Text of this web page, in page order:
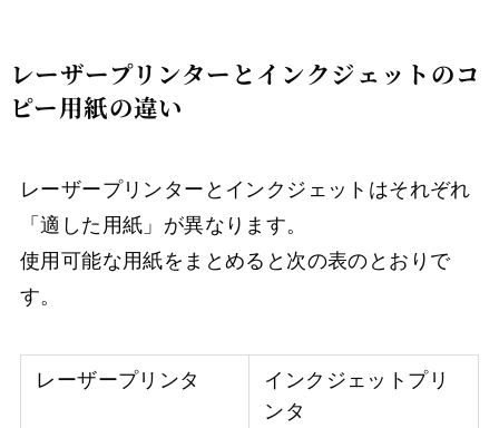
レーザープリンターとインクジェットのコ
ピー用紙の違い
レーザープリンターとインクジェットはそれぞれ
「適した用紙」が異なります。
使用可能な用紙をまとめると次の表のとおりで
す。
レーザープリンタ
インクジェットプリ
ンタ